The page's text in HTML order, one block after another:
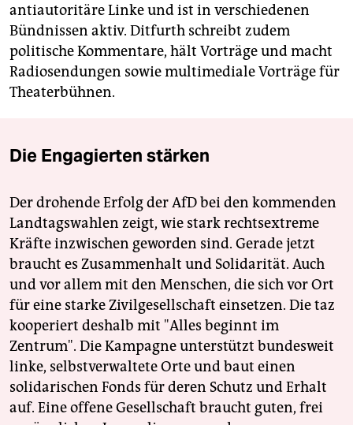
antiautoritäre Linke und ist in verschiedenen
Bündnissen aktiv. Ditfurth schreibt zudem
politische Kommentare, hält Vorträge und macht
Radiosendungen sowie multimediale Vorträge für
Theaterbühnen.
Die Engagierten stärken
Der drohende Erfolg der AfD bei den kommenden
Landtagswahlen zeigt, wie stark rechtsextreme
Kräfte inzwischen geworden sind. Gerade jetzt
braucht es Zusammenhalt und Solidarität. Auch
und vor allem mit den Menschen, die sich vor Ort
für eine starke Zivilgesellschaft einsetzen. Die taz
kooperiert deshalb mit "Alles beginnt im
Zentrum". Die Kampagne unterstützt bundesweit
linke, selbstverwaltete Orte und baut einen
solidarischen Fonds für deren Schutz und Erhalt
auf. Eine offene Gesellschaft braucht guten, frei